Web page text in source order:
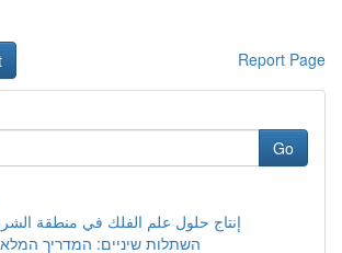
Report Page
Go
إنتاج حلول علم الفلك في منطقة
השתלות שיניים: המדריך